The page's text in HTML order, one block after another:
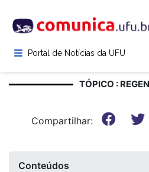
para
conteúdoPortal de Notícias da UFU
TÓPICO :
Compartilhar:
Conteúdos